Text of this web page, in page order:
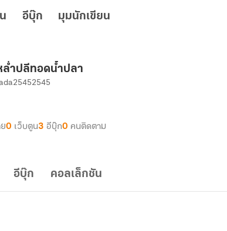
อีบุ๊ก มุมนักเขียน
ล่ำปลีทอดน้ำปลา
0 เว็บตูน3 อีบุ๊ก0 คนติดตาม
อีบุ๊ก คอลเล็กชัน